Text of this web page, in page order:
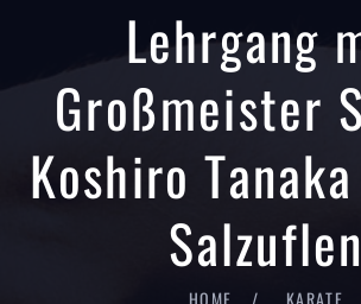
Lehrgang
Großmeister
Koshiro
Salzuflen
HOME
KARATE